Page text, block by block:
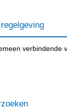
verbindende